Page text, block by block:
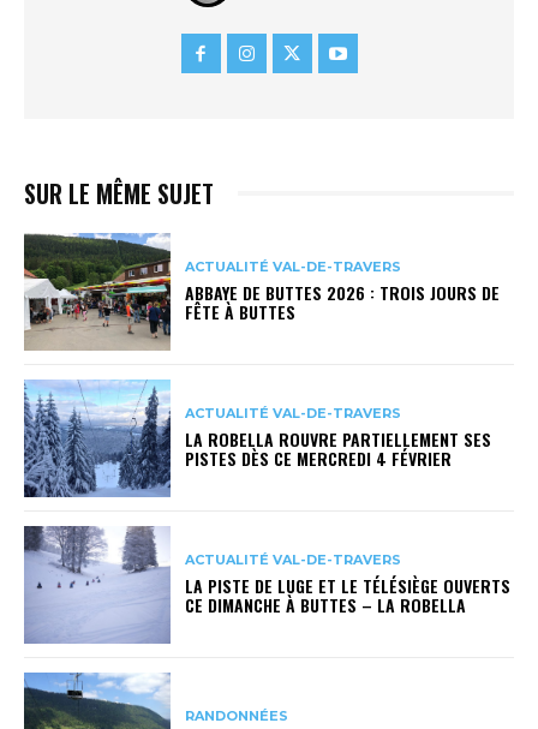
SUR LE MÊME SUJET
ACTUALITÉ VAL-DE-TRAVERS
ABBAYE DE BUTTES 2026 : TROIS JOURS DE
FÊTE À BUTTES
ACTUALITÉ VAL-DE-TRAVERS
LA ROBELLA ROUVRE PARTIELLEMENT SES
PISTES DÈS CE MERCREDI 4 FÉVRIER
ACTUALITÉ VAL-DE-TRAVERS
LA PISTE DE LUGE ET LE TÉLÉSIÈGE OUVERTS
CE DIMANCHE À BUTTES – LA ROBELLA
RANDONNÉES